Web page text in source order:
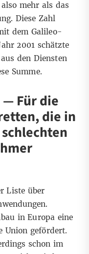
mehr als das
Diese Zahl
dem Galileo-
2001 schätzte
den Diensten
Summe.
Für die
die in
Liste über
in Europa eine
Union gefördert.
schon im